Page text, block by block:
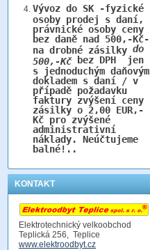
Vývoz do SK -fyzické
osoby prodej s daní,
právnické osoby ceny
bez daně nad 500,-Kč-
na drobné zásilky do
500,-Kčbez DPH jen
s jednoduchým daňovým
dokladem s daní / v
případě požadavku
faktury zvýšení ceny
zásilky o 2,00 EUR,-
Kč pro zvýšené
administrativní
náklady. Neúčtujeme
balné!..
KONTAKT
Elektrotechnický velkoobchod
Teplická 256, Teplice
www.elektroodbyt.cz